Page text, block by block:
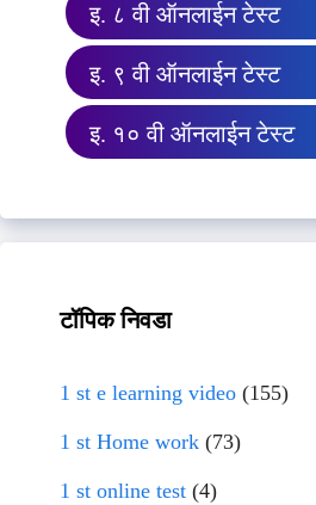
इ. ८ वी ऑनलाईन टेस्ट
इ. ९ वी ऑनलाईन टेस्ट
इ. १० वी ऑनलाईन टेस्ट
टॉपिक निवडा
1 st e learning video (155)
1 st Home work (73)
1 st online test (4)